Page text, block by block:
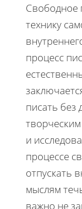
Свободное
технику
процесс
писать без
и
процессе
отпускать
мыслям
важно не